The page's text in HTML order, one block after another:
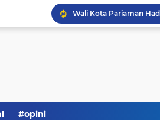
#opini